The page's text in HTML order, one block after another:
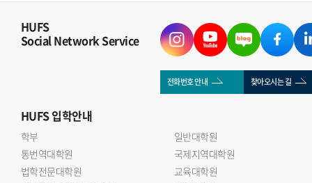
HUFS
Social Network Service
전화번호 안내 찾아오시는 길
HUFS입학안내
학부
일반대학원
통번역대학원
국제지역대학원
법학전문대학원
교육대학원